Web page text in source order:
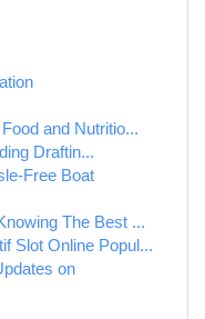
and Nutritio...
Draftin...
Free Boat
The Best ...
Slot Online Popul...
on